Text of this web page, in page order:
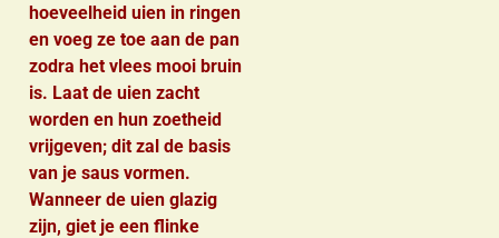
hoeveelheid uien in ringen
en voeg ze toe aan de pan
zodra het vlees mooi bruin
is. Laat de uien zacht
worden en hun zoetheid
vrijgeven; dit zal de basis
van je saus vormen.
Wanneer de uien glazig
zijn, giet je een flinke